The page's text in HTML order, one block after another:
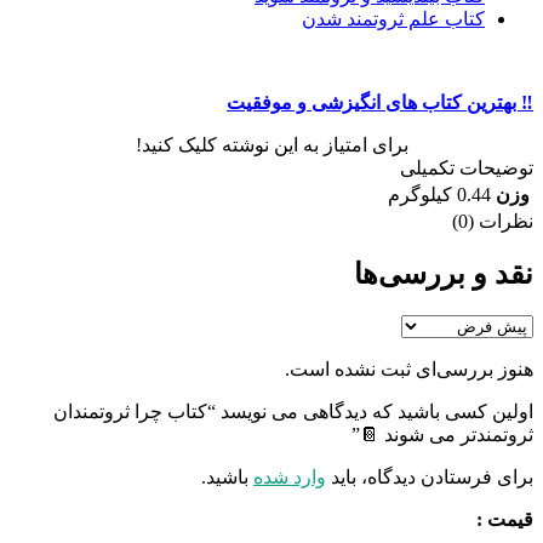
کتاب علم ثروتمند شدن
‼️ بهترین کتاب های انگیزشی و موفقیت
برای امتیاز به این نوشته کلیک کنید!
توضیحات تکمیلی
وزن 0.44 کیلوگرم
نظرات (0)
نقد و بررسی‌ها
هنوز بررسی‌ای ثبت نشده است.
اولین کسی باشید که دیدگاهی می نویسد “کتاب چرا ثروتمندان
ثروتمندتر می شوند 📔”
برای فرستادن دیدگاه، باید وارد شده باشید.
قیمت :